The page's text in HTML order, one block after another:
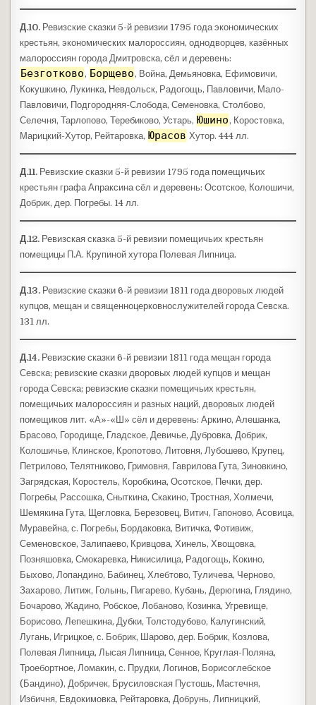
Д.10. Ревизские сказки 5-й ревизии 1795 года экономических
крестьян, экономических малороссиян, однодворцев, казённых
малороссиян города Дмитровска, сёл и деревень:
Безготково, Борщево, Война, Демьяновка, Ефимовичи,
Кокушкино, Лукинка, Невдольск, Радогощь, Павловичи, Мало-
Павловичи, Подгородняя-Слобода, Семеновка, Столбово,
Селечня, Тарлопово, Теребиково, Устарь, Юшино, Коростовка,
Марицкий-Хутор, Рейтаровка, Юрасов Хутор. 444 лл.
Д.11. Ревизские сказки 5-й ревизии 1795 года помещичьих
крестьян графа Апраксина сёл и деревень: Осотское, Колошичи,
Добрик, дер. Погребы. 14 лл.
Д.12. Ревизская сказка 5-й ревизии помещичьих крестьян
помещицы П.А. Крупиной хутора Полевая Липница.
Д.13. Ревизские сказки 6-й ревизии 1811 года дворовых людей
купцов, мещан и священноцерковнослужителей города Севска.
131 лл.
Д.14. Ревизские сказки 6-й ревизии 1811 года мещан города
Севска; ревизские сказки дворовых людей купцов и мещан
города Севска; ревизские сказки помещичьих крестьян,
помещичьих малороссиян и разных наций, дворовых людей
помещиков лит. «А»-«Ш» сёл и деревень: Аркино, Алешанка,
Брасово, Городище, Гладское, Девичье, Дубровка, Добрик,
Колошичье, Клинское, Кропотово, Литовня, Лубошево, Крупец,
Петрилово, Телятниково, Гримовня, Гаврилова Гута, Зиновкино,
Загрядская, Коростель, Коробкина, Осотское, Печки, дер.
Погребы, Рассошка, Сныткина, Скакино, Тростная, Холмечи,
Шемякина Гута, Щегловка, Березовец, Витич, Гапоново, Асовица,
Муравейна, с. Погребы, Бордаковка, Витичка, Фотивиж,
Семеновское, Залипаево, Кривцова, Хинель, Хвощовка,
Позняшовка, Смокаревка, Никисилица, Радогощь, Кокино,
Быхово, Лопандино, Бабинец, Хлебтово, Туличева, Черново,
Захарово, Литиж, Голынь, Пигарево, Кубань, Дерюгина, Глядино,
Бочарово, Жадино, Робское, Лобаново, Козинка, Угревище,
Борисово, Лепешкина, Дубки, Толстодубово, Калугинский,
Лугань, Игрицкое, с. Бобрик, Шарово, дер. Бобрик, Козлова,
Полевая Липница, Лысая Липница, Сенное, Круглая-Поляна,
Троебортное, Ломакин, с. Прудки, Логинов, Борисоглебское
(Бандино), Добричек, Брусиловская Пустошь, Мастечня,
Избичня, Евдокимовка, Рейтаровка, Добрунь, Липницкий,